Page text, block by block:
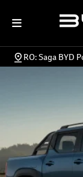
RO: Saga BYD